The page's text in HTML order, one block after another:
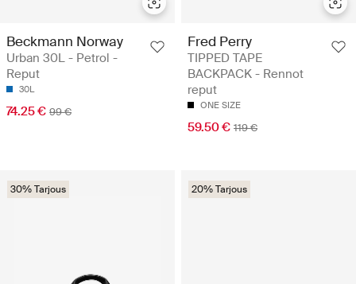
Beckmann Norway
Urban 30L - Petrol -
Reput
30L
74.25 € 99 €
Fred Perry
TIPPED TAPE
BACKPACK - Rennot
reput
ONE SIZE
59.50 € 119 €
30% Tarjous 20% Tarjous